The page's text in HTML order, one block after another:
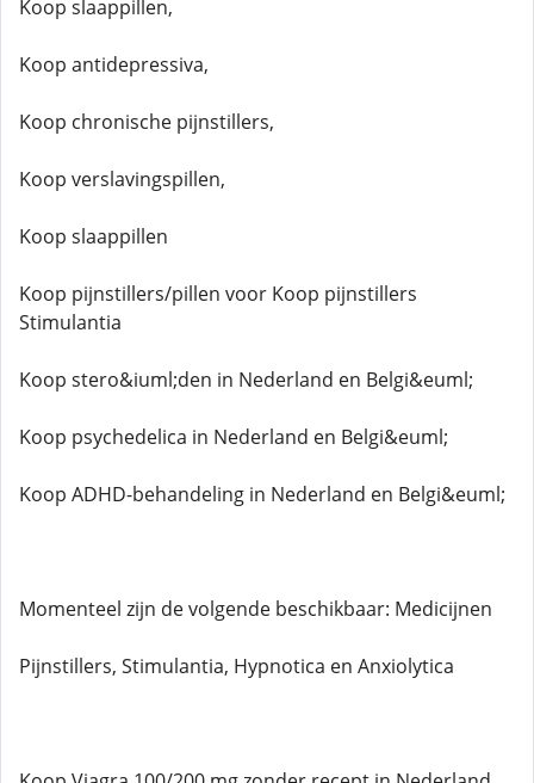
Koop slaappillen,
Koop antidepressiva,
Koop chronische pijnstillers,
Koop verslavingspillen,
Koop slaappillen
Koop pijnstillers/pillen voor Koop pijnstillers
Stimulantia
Koop stero&iuml;den in Nederland en Belgi&euml;
Koop psychedelica in Nederland en Belgi&euml;
Koop ADHD-behandeling in Nederland en Belgi&euml;
Momenteel zijn de volgende beschikbaar: Medicijnen
Pijnstillers, Stimulantia, Hypnotica en Anxiolytica